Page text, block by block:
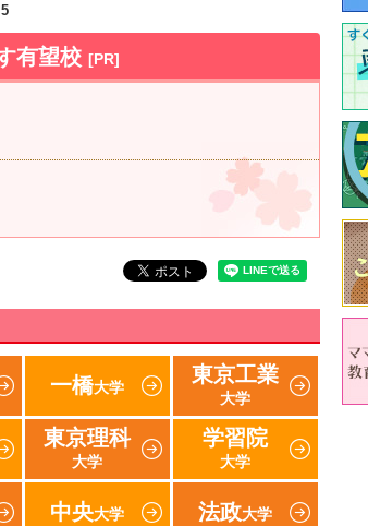
5
有望校 [PR]
一橋大学
東京工業
大学
東京理科
大学
学習院
大学
中央大学 法政大学